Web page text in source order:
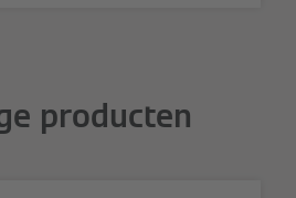
producten